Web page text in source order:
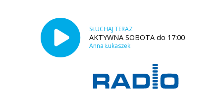
SŁUCHAJ TERAZ
AKTYWNA SOBOTA do 17:00
Anna Łukaszek